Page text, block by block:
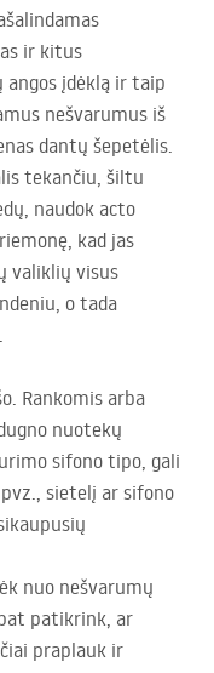
ir kitus
įdėklą ir taip
nešvarumus iš
dantų šepetėlis.
tekančiu, šiltu
naudok acto
kad jas
valiklių visus
o tada
Rankomis arba
nuotekų
sifono tipo, gali
sietelį ar sifono
nuo nešvarumų
patikrink, ar
praplauk ir